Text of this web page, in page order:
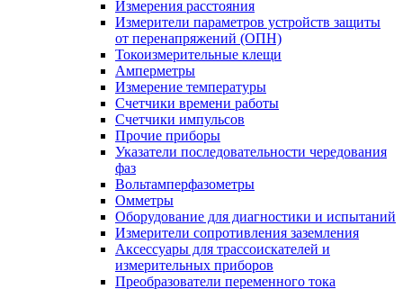
Измерения расстояния
Измерители параметров устройств защиты
от перенапряжений (ОПН)
Токоизмерительные клещи
Амперметры
Измерение температуры
Счетчики времени работы
Счетчики импульсов
Прочие приборы
Указатели последовательности чередования
фаз
Вольтамперфазометры
Омметры
Оборудование для диагностики и испытаний
Измерители сопротивления заземления
Аксессуары для трассоискателей и
измерительных приборов
Преобразователи переменного тока